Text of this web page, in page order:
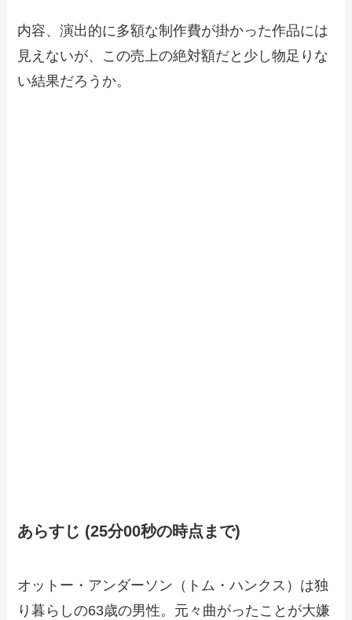
内容、演出的に多額な制作費が掛かった作品には
見えないが、この売上の絶対額だと少し物足りな
い結果だろうか。
あらすじ (25分00秒の時点まで)
オットー・アンダーソン（トム・ハンクス）は独
り暮らしの63歳の男性。元々曲がったことが大嫌